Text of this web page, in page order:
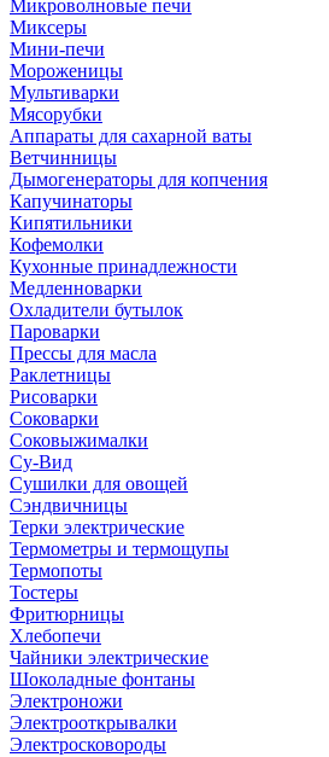
Микроволновые печи
Миксеры
Мини-печи
Мороженицы
Мультиварки
Мясорубки
Аппараты для сахарной ваты
Ветчинницы
Дымогенераторы для копчения
Капучинаторы
Кипятильники
Кофемолки
Кухонные принадлежности
Медленноварки
Охладители бутылок
Пароварки
Прессы для масла
Раклетницы
Рисоварки
Соковарки
Соковыжималки
Су-Вид
Сушилки для овощей
Сэндвичницы
Терки электрические
Термометры и термощупы
Термопоты
Тостеры
Фритюрницы
Хлебопечи
Чайники электрические
Шоколадные фонтаны
Электроножи
Электрооткрывалки
Электросковороды